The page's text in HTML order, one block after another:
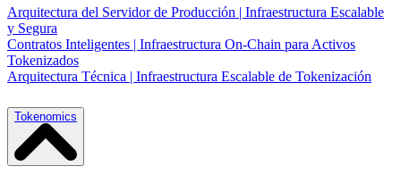
Arquitectura del Servidor de Producción | Infraestructura Escalable
y Segura
Contratos Inteligentes | Infraestructura On-Chain para Activos
Tokenizados
Arquitectura Técnica | Infraestructura Escalable de Tokenización
Tokenomics